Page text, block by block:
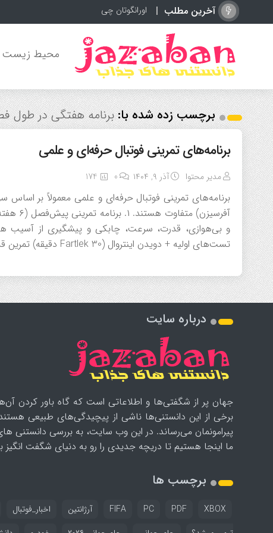
آخرین مطلب اورانگوتان چیست؟ آشن
محیط زیست
برچسب زده شده با:برنامه هفتگی در طول
برنامه‌های تمرینی فوتبال حرفه‌ای و علمی
مدیر محتوا آذر ۹, ۱۴۰۴ 0
174
برنامه‌های تمرینی فوتبال حرفه‌ای و علمی معمولاً بر
تست‌های اولیه + دویدن اینتروال (Fartlek 30 دقیقه) تمرین قدرتی تمام بدن (بدون وزنه زیاد) + […]
درباره سایت
جهان پر از شگفتی‌ها و اطلاعاتی است که گاه باور کردن
برخی از این دانستنی‌ها ناشی از پیچیدگی‌های طبیعی
پیرامونمان می‌رساند. در این وب سایت، به بررسی دانستنی
ما اینجا هستیم تا دریچه جدیدی را رو به دنیای شگفت انگیز
برچسب ها
FIFA PC PDF XBOX آرژانتین اخبار_فوتبال